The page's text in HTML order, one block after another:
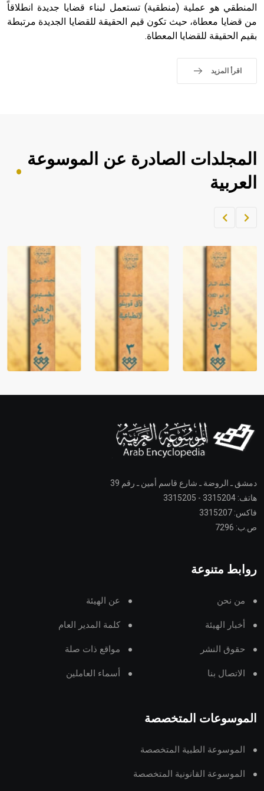
المنطقي هو عملية (منطقية) تستعمل لبناء قضايا جديدة انطلاقاً
من قضايا معطاة، حيث تكون قيم الحقيقة للقضايا الجديدة مرتبطة
بقيم الحقيقة للقضايا المعطاة.
اقرأ المزيد
المجلدات الصادرة عن الموسوعة
العربية
دمشق ـ الروضة ـ شارع قاسم أمين ـ رقم 39
هاتف: 3315204 - 3315205
فاكس: 3315207
ص.ب: 7296
روابط متنوعة
من نحن عن الهيئة
أخبار الهيئة كلمة المدير العام
حقوق النشر مواقع ذات صلة
الاتصال بنا أسماء العاملين
الموسوعات المتخصصة
الموسوعة الطبية المتخصصة
الموسوعة القانونية المتخصصة